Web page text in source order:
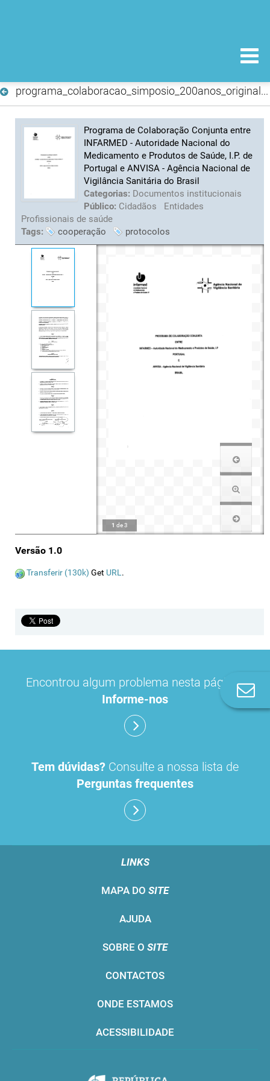
programa_colaboracao_simposio_200anos_original.pdf
Programa de Colaboração Conjunta entre
INFARMED - Autoridade Nacional do
Medicamento e Produtos de Saúde, I.P. de
Portugal e ANVISA - Agência Nacional de
Vigilância Sanitária do Brasil
Categorias: Documentos institucionais
Público: Cidadãos
Entidades
Profissionais de saúde
Tags:
cooperação protocolos
1 de3
Versão 1.0
Transferir (130k) Get URL.
Encontrou algum problema nesta página?
Informe-nos
Tem dúvidas? Consulte a nossa lista de
Perguntas frequentes
LINKS
MAPA DO SITE
AJUDA
SOBRE O SITE
CONTACTOS
ONDE ESTAMOS
ACESSIBILIDADE